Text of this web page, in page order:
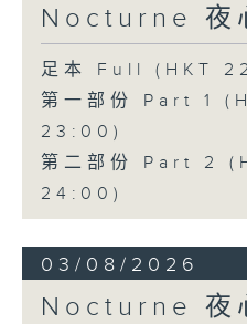
Nocturne 夜
足本 Full (HKT
第一部份 Part 1
23:00)
第二部份 Part 2
24:00)
03/08/2026
Nocturne 夜